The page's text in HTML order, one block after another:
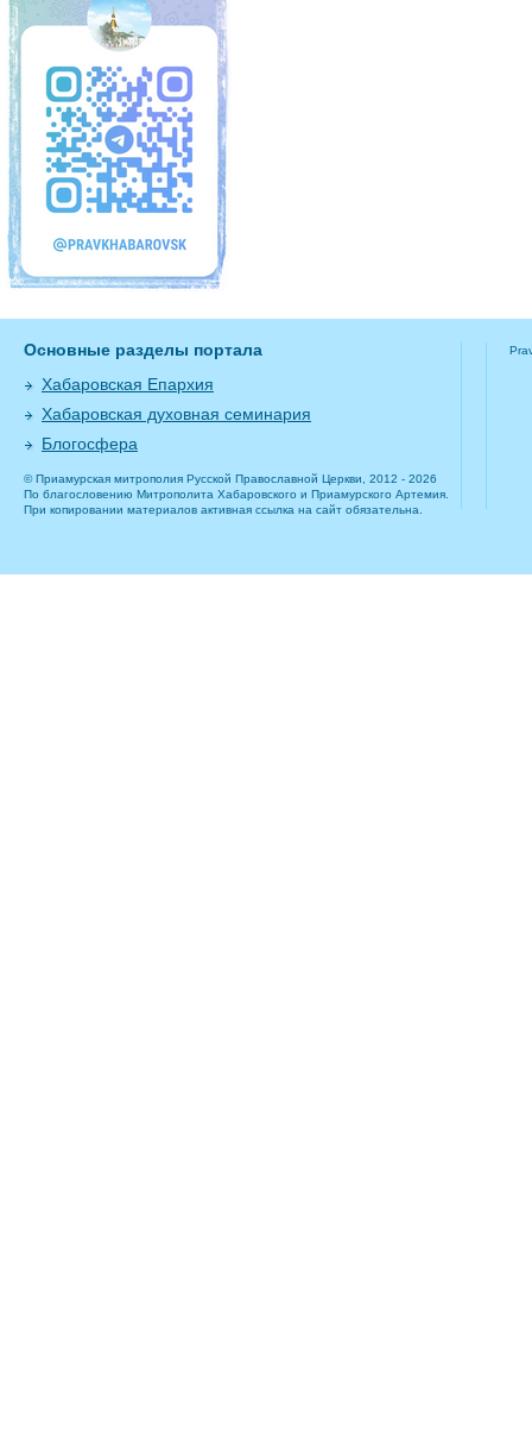
Основные разделы портала
Хабаровская Епархия
Хабаровская духовная семинария
Блогосфера
© Приамурская митрополия Русской Православной Церкви, 2012 - 2026
По благословению Митрополита Хабаровского и Приамурского Артемия.
При копировании материалов активная ссылка на сайт обязательна.